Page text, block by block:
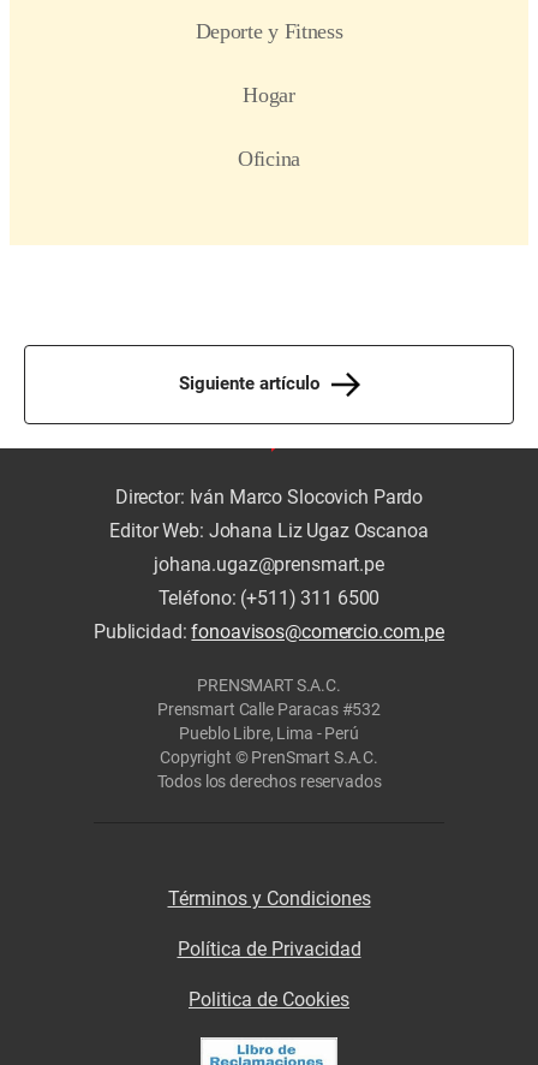
Siguiente artículo
Director: Iván Marco Slocovich Pardo
Editor Web: Johana Liz Ugaz Oscanoa
johana.ugaz@prensmart.pe
Teléfono: (+511) 311 6500
Publicidad:fonoavisos@comercio.com.pe
PRENSMART S.A.C.
Prensmart Calle Paracas #532
Pueblo Libre, Lima - Perú
Copyright © PrenSmart S.A.C.
Todos los derechos reservados
Términos y Condiciones
Política de Privacidad
Politica de Cookies